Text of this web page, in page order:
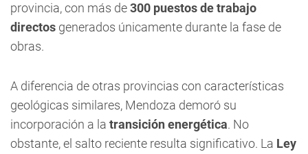
provincia, con más de300 puestos de trabajo
directos generados únicamente durante la fase de
obras.
A diferencia de otras provincias con características
geológicas similares, Mendoza demoró su
incorporación a la transición energética. No
obstante, el salto reciente resulta significativo. La Ley